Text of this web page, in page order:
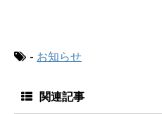
- お知らせ
関連記事